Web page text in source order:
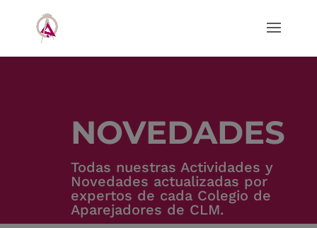
NOVEDADES
Todas nuestras Actividades y
Novedades actualizadas por
expertos de cada Colegio de
Aparejadores de CLM.